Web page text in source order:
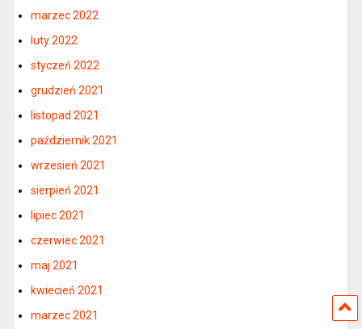
marzec 2022
luty 2022
styczeń 2022
grudzień 2021
listopad 2021
październik 2021
wrzesień 2021
sierpień 2021
lipiec 2021
czerwiec 2021
maj 2021
kwiecień 2021
marzec 2021